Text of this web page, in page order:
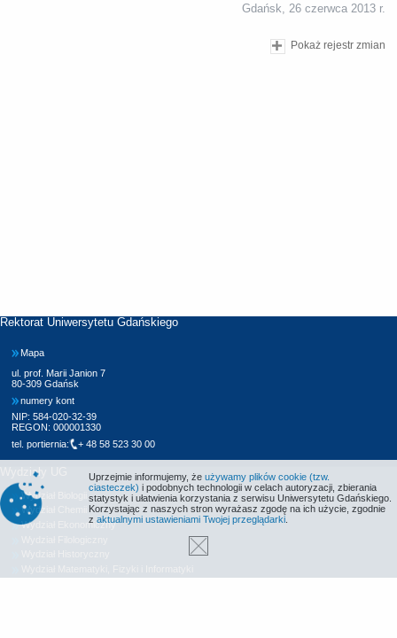
Gdańsk, 26 czerwca 2013 r.
Pokaż rejestr zmian
Rektorat Uniwersytetu Gdańskiego
Mapa
ul. prof. Marii Janion 7
80-309 Gdańsk
numery kont
NIP: 584-020-32-39
REGON: 000001330
tel. portiernia:
+ 48 58 523 30 00
Wydziały UG
Wydział Biologii
Wydział Chemii
Wydział Ekonomiczny
Uprzejmie informujemy, że używamy plików cookie (tzw.
ciasteczek) i podobnych technologii w celach autoryzacji, zbierania
statystyk i ułatwienia korzystania z serwisu Uniwersytetu Gdańskiego.
Korzystając z naszych stron wyrażasz zgodę na ich użycie, zgodnie
z aktualnymi ustawieniami Twojej przeglądarki